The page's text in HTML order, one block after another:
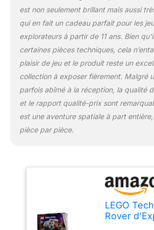
astronautes, et
scientifique et
bonbonnes
cadeau sur le
l’espace
la NASA – Ce
est un
offrir aux
filles dès 11
d’autres
au système
verrouillage
enfants
connecter ce
d’autres sets
est non seulement brillant mais aussi
qui en fait un cadeau parfait pour les
explorateurs à partir de 11 ans. Bien
certaines pièces techniques, cela
plaisir de jeu et le produit reste un
collection à exposer fièrement. Malgré
parfois abîmé à la réception, la qualité
et le rapport qualité-prix sont
est une aventure spatiale à part
pièce par pièce.
LEGO
Rover